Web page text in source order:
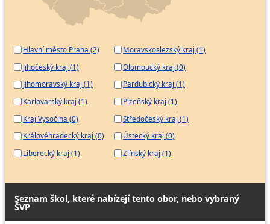
Hlavní město Praha (2)
Jihočeský kraj (1)
Jihomoravský kraj (1)
Karlovarský kraj (1)
Kraj Vysočina (0)
Královéhradecký kraj (0)
Liberecký kraj (1)
Moravskoslezský kraj (1)
Olomoucký kraj (0)
Pardubický kraj (1)
Plzeňský kraj (1)
Středočeský kraj (1)
Ústecký kraj (0)
Zlínský kraj (1)
Seznam škol, které nabízejí tento obor, nebo vybraný
ŠVP